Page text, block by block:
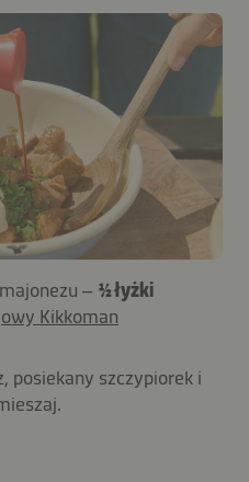
majonezu – ½ łyżki
Kikkoman
posiekany szczypiorek i